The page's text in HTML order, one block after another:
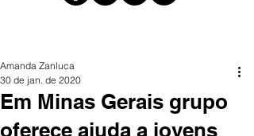
Em Minas Gerais grupo
oferece ajuda a jovens
Amanda Zanluca
30 de jan. de 2020